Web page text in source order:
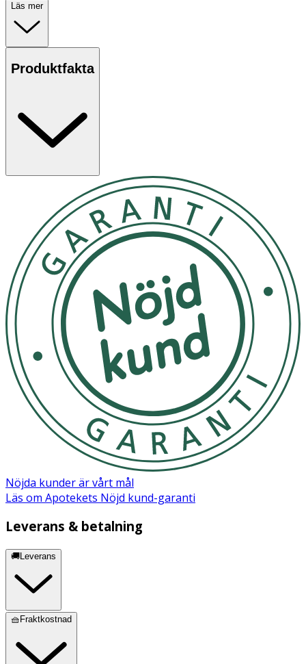
Läs mer
Produktfakta
Nöjda kunder är vårt mål
Läs om Apotekets Nöjd kund-garanti
Leverans & betalning
🚚Leverans
🧺Fraktkostnad